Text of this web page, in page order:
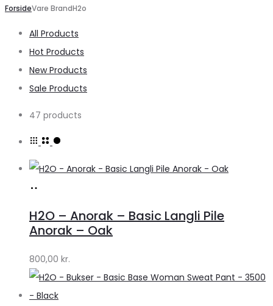
ForsideVare BrandH2o
All Products
Hot Products
New Products
Sale Products
47 products
Lykke
Lykke
H2O – Anorak – Basic Langli Pile
Anorak – Oak
800,00 kr.